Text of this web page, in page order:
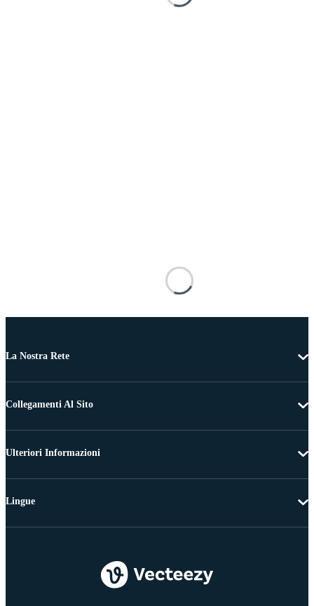
La Nostra Rete
Collegamenti Al Sito
Ulteriori Informazioni
Lingue